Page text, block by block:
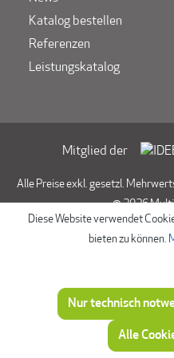
Katalog bestellen
Referenzen
Leistungskatalog
Mitglied der
Alle Preise exkl. gesetzl.
© 2026
Diese Website verwendet
bieten zu können.
Nur technisch
Alle